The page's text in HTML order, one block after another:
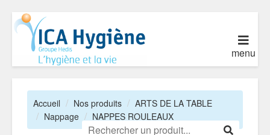
menu
Accueil Nos produits
ARTS DE LA TABLE
Nappage
NAPPES ROULEAUX